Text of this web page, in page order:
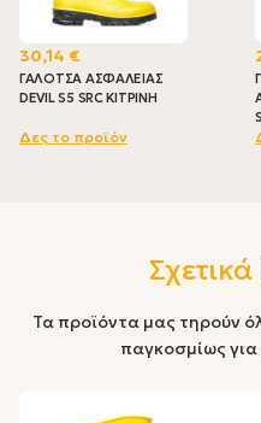
30,14 €
ΓΑΛΟΤΣΑ ΑΣΦΑΛΕΙΑΣ
DEVIL S5 SRC ΚΙΤΡΙΝΗ
Δες το προϊόν
Σχετικά
Τα προϊόντα μας τηρούν
παγκοσμίως